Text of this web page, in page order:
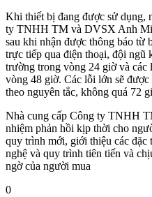
Khi thiết bị đang được sử dụng,
ty TNHH TM và DVSX Anh
sau khi nhận được thông báo từ
trực tiếp qua điện thoại, đội ngũ
trường trong vòng 24 giờ và
vòng 48 giờ. Các lỗi lớn sẽ
theo nguyên tắc, không quá 72
Nhà cung cấp Công ty TNHH
nhiệm phản hồi kịp thời cho
quy trình mới, giới thiệu các đặc
nghệ và quy trình tiên tiến và
ngờ của người mua
0